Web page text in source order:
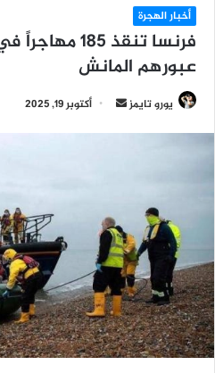
أخبار الهجرة
عبورهم المانش
يورو تايمز
أرسل أكتوبر 19, 2025